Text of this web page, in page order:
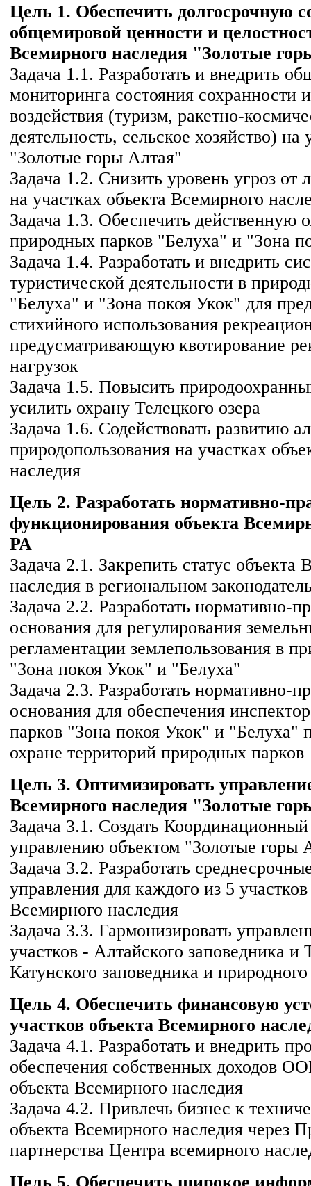
Цель 1. Обеспечить долгосрочную
общемировой ценности и
Всемирного наследия "Золотые
Задача 1.1. Разработать и внедрить
мониторинга состояния сохранности
воздействия (туризм, ракетно-
деятельность, сельское хозяйство) на
"Золотые горы Алтая"
Задача 1.2. Снизить уровень угроз от
на участках объекта Всемирного
Задача 1.3. Обеспечить действенную
природных парков "Белуха" и "Зона
Задача 1.4. Разработать и внедрить
туристической деятельности в
"Белуха" и "Зона покоя Укок" для
стихийного использования
предусматривающую квотирование
нагрузок
Задача 1.5. Повысить
усилить охрану Телецкого озера
Задача 1.6. Содействовать развитию
природопользования на участках
наследия
Цель 2. Разработать нормативно-
функционирования объекта
РА
Задача 2.1. Закрепить статус объекта
наследия в региональном
Задача 2.2. Разработать нормативно-
основания для регулирования
регламентации землепользования в
"Зона покоя Укок" и "Белуха"
Задача 2.3. Разработать нормативно-
основания для обеспечения
парков "Зона покоя Укок" и "Белуха"
охране территорий природных парков
Цель 3. Оптимизировать
Всемирного наследия "Золотые
Задача 3.1. Создать Координационный
управлению объектом "Золотые горы
Задача 3.2. Разработать
управления для каждого из 5 участков
Всемирного наследия
Задача 3.3. Гармонизировать
участков - Алтайского заповедника и
Катунского заповедника и
Цель 4. Обеспечить финансовую
участков объекта Всемирного
Задача 4.1. Разработать и внедрить
обеспечения собственных доходов
объекта Всемирного наследия
Задача 4.2. Привлечь бизнес к
объекта Всемирного наследия через
партнерства Центра всемирного
Цель 5. Обеспечить широкое